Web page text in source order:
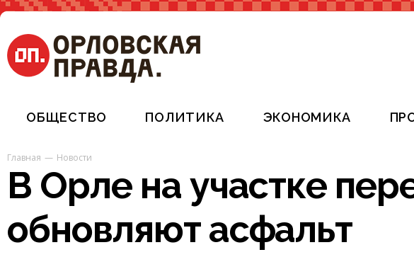
ОБЩЕСТВО ПОЛИТИКА ЭКОНОМИКА
Главная Новости
В Орле на участке
обновляют асфальт